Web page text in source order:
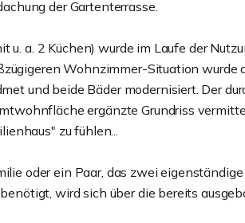
der Gartenterrasse.
u. a. 2 Küchen) wurde im Laufe der
Wohnzimmer-Situation wurde
und beide Bäder modernisiert. Der
ergänzte Grundriss
zu fühlen...
oder ein Paar, das zwei
wird sich über die bereits